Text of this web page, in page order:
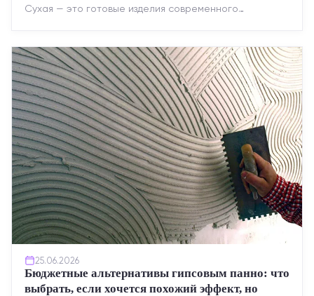
Сухая — это готовые изделия современного
25.06.2026
Бюджетные альтернативы гипсовым панно: что
выбрать, если хочется похожий эффект, но